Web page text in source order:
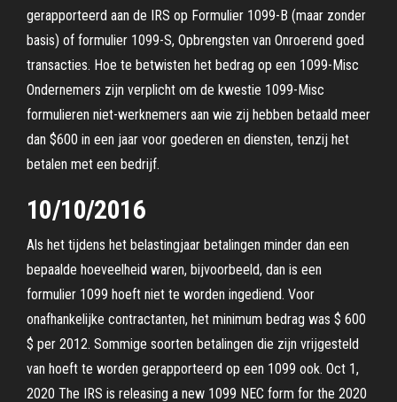
gerapporteerd aan de IRS op Formulier 1099-B (maar zonder
basis) of formulier 1099-S, Opbrengsten van Onroerend goed
transacties. Hoe te betwisten het bedrag op een 1099-Misc
Ondernemers zijn verplicht om de kwestie 1099-Misc
formulieren niet-werknemers aan wie zij hebben betaald meer
dan $600 in een jaar voor goederen en diensten, tenzij het
betalen met een bedrijf.
10/10/2016
Als het tijdens het belastingjaar betalingen minder dan een
bepaalde hoeveelheid waren, bijvoorbeeld, dan is een
formulier 1099 hoeft niet te worden ingediend. Voor
onafhankelijke contractanten, het minimum bedrag was $ 600
$ per 2012. Sommige soorten betalingen die zijn vrijgesteld
van hoeft te worden gerapporteerd op een 1099 ook. Oct 1,
2020 The IRS is releasing a new 1099 NEC form for the 2020